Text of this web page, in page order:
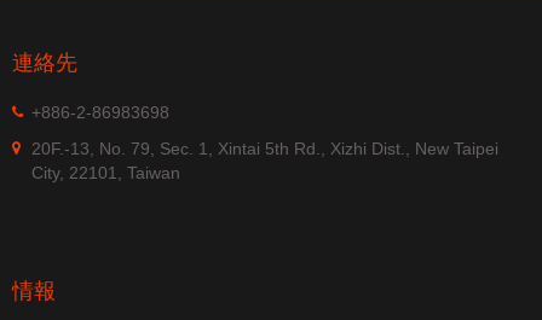
連絡先
+886-2-86983698
20F.-13, No. 79, Sec. 1, Xintai 5th Rd., Xizhi Dist., New Taipei
City, 22101, Taiwan
情報